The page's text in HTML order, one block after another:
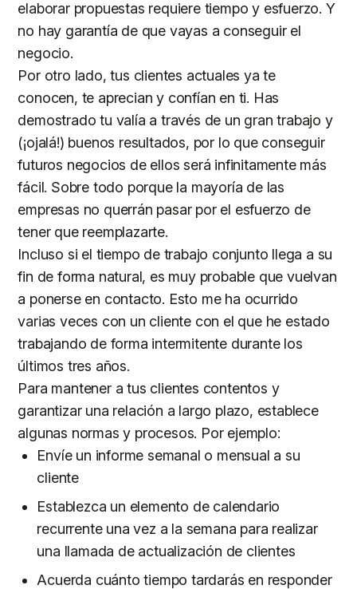
elaborar propuestas requiere tiempo y esfuerzo. Y
no hay garantía de que vayas a conseguir el
negocio.
Por otro lado, tus clientes actuales ya te
conocen, te aprecian y confían en ti. Has
demostrado tu valía a través de un gran trabajo y
(¡ojalá!) buenos resultados, por lo que conseguir
futuros negocios de ellos será infinitamente más
fácil. Sobre todo porque la mayoría de las
empresas no querrán pasar por el esfuerzo de
tener que reemplazarte.
Incluso si el tiempo de trabajo conjunto llega a su
fin de forma natural, es muy probable que vuelvan
a ponerse en contacto. Esto me ha ocurrido
varias veces con un cliente con el que he estado
trabajando de forma intermitente durante los
últimos tres años.
Para mantener a tus clientes contentos y
garantizar una relación a largo plazo, establece
algunas normas y procesos. Por ejemplo:
Envíe un informe semanal o mensual a su
cliente
Establezca un elemento de calendario
recurrente una vez a la semana para realizar
una llamada de actualización de clientes
Acuerda cuánto tiempo tardarás en responder